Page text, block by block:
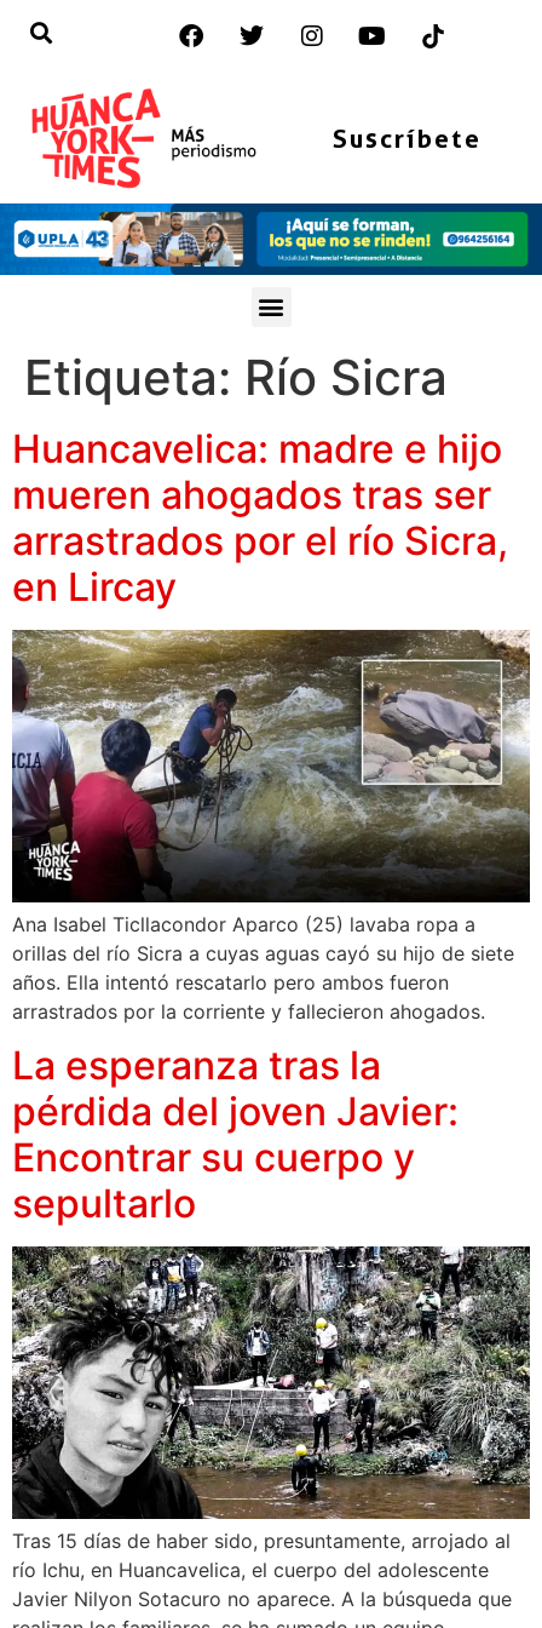
Suscríbete
Etiqueta: Río Sicra
Huancavelica: madre e hijo
mueren ahogados tras ser
arrastrados por el río Sicra,
en Lircay
Ana Isabel Ticllacondor Aparco (25) lavaba ropa a
orillas del río Sicra a cuyas aguas cayó su hijo de siete
años. Ella intentó rescatarlo pero ambos fueron
arrastrados por la corriente y fallecieron ahogados.
La esperanza tras la
pérdida del joven Javier:
Encontrar su cuerpo y
sepultarlo
Tras 15 días de haber sido, presuntamente, arrojado al
río Ichu, en Huancavelica, el cuerpo del adolescente
Javier Nilyon Sotacuro no aparece. A la búsqueda que